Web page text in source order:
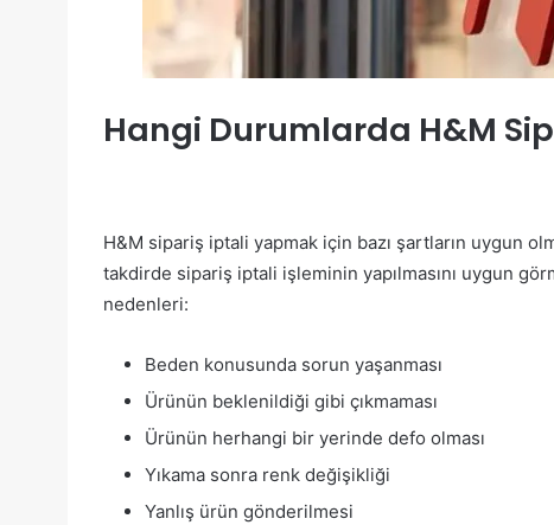
Hangi Durumlarda H&M
H&M sipariş iptali yapmak için bazı şartların uygun
takdirde sipariş iptali işleminin yapılmasını uygun
nedenleri:
Beden konusunda sorun yaşanması
Ürünün beklenildiği gibi çıkmaması
Ürünün herhangi bir yerinde defo olması
Yıkama sonra renk değişikliği
Yanlış ürün gönderilmesi